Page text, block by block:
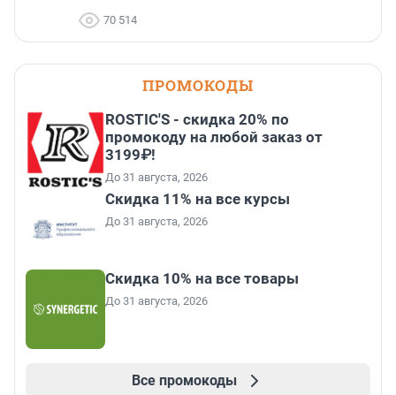
70 514
ПРОМОКОДЫ
ROSTIC'S - скидка 20% по
промокоду на любой заказ от
3199₽!
До 31 августа, 2026
Скидка 11% на все курсы
До 31 августа, 2026
Скидка 10% на все товары
До 31 августа, 2026
Все промокоды